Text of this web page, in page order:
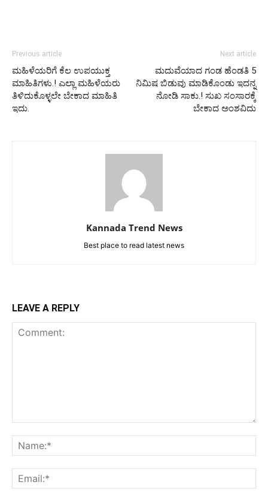
Previous article
ಮಹಿಳೆಯರಿಗೆ ಕೆಲ ಉಪಯುಕ್ತ
ಮಾಹಿತಿಗಳು.! ಎಲ್ಲಾ ಮಹಿಳೆಯರು
ತಿಳಿದುಕೊಳ್ಳಲೇ ಬೇಕಾದ ಮಾಹಿತಿ
ಇದು.
Next article
ಮದುವೆಯಾದ ಗಂಡ ಹೆಂಡತಿ 5
ನಿಮಿಷ ಬಿಡುವು ಮಾಡಿಕೊಂಡು ಇದನ್ನ
ನೋಡಿ ಸಾಕು.! ಸುಖ ಸಂಸಾರಕ್ಕೆ
ಬೇಕಾದ ಅಂಶವಿದು
Kannada Trend News
Best place to read latest news
LEAVE A REPLY